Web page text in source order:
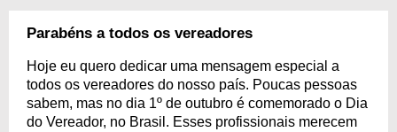
Parabéns a todos os vereadores
Hoje eu quero dedicar uma mensagem especial a
todos os vereadores do nosso país. Poucas pessoas
sabem, mas no dia 1º de outubro é comemorado o Dia
do Vereador, no Brasil. Esses profissionais merecem